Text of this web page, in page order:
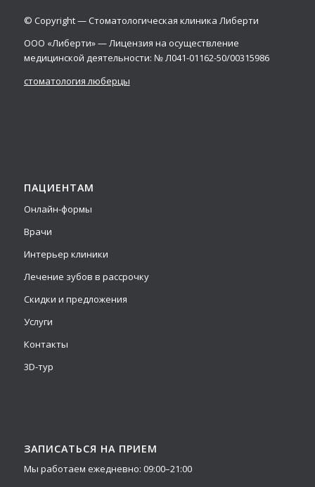
© Copyright — Стоматологическая клиника Либерти
ООО «Либерти» — Лицензия на осуществление
медицинской деятельности: № Л041-01162-50/00315986
стоматология люберцы
ПАЦИЕНТАМ
Онлайн-формы
Врачи
Интерьер клиники
Лечение зубов в рассрочку
Скидки и предложения
Услуги
Контакты
3D-тур
ЗАПИСАТЬСЯ НА ПРИЕМ
Мы работаем ежедневно: 09:00–21:00